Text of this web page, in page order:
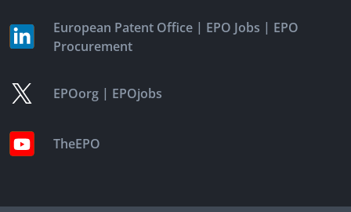
European Patent Office | EPO Jobs | EPO
Procurement
EPOorg | EPOjobs
TheEPO